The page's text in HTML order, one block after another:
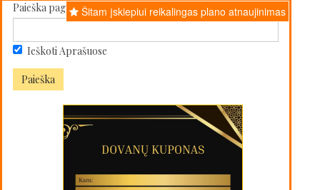
Šitam įskiepiui reikalingas plano atnaujinimas
Paieška pagal frazę:
Ieškoti Aprašuose
Paieška